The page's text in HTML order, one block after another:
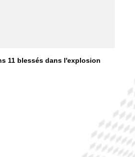
11 blessés dans l'explosion